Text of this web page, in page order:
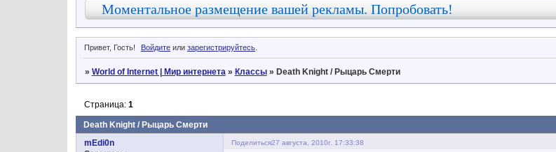
Моментальное размещение вашей рекламы. Попробовать!
Привет, Гость! Войдите илизарегистрируйтесь.
» World of Internet | Мир интернета » Классы » Death Knight / Рыцарь Смерти
Death Knight / Рыцарь Смерти
Страница: 1
Поделиться27 августа, 2010г. 17:33:38
mEdi0n